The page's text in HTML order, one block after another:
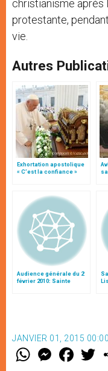
christianisme après
protestante,
vie.
Autres
Exhortation apostolique
« C’est la confiance »
Audience générale du 2
février 2010: Sainte
JANVIER 01, 2015 00:00
W M
e
F
a w